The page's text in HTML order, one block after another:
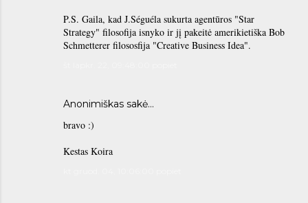
P.S. Gaila, kad J.Séguéla sukurta agentūros "Star
Strategy" filosofija isnyko ir jį pakeitė amerikietiška Bob
Schmetterer filososfija "Creative Business Idea".
Anonimiškas sakė…
bravo :)
Kestas Koira